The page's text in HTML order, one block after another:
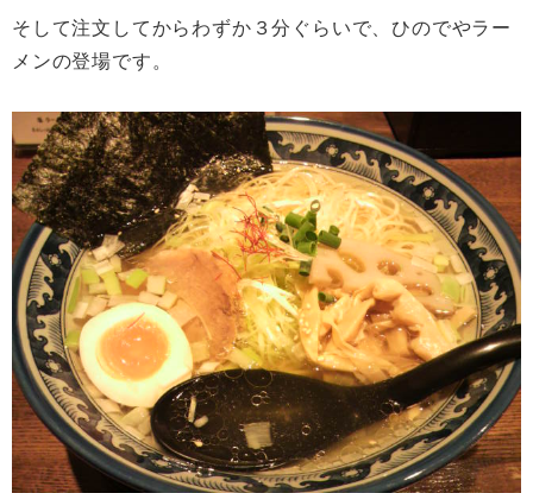
そして注文してからわずか３分ぐらいで、ひのでやラー
メンの登場です。